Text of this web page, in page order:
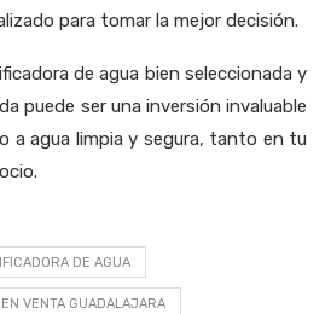
para tomar la mejor decisión.
de agua bien seleccionada y
puede ser una inversión invaluable
a agua limpia y segura, tanto en tu
DE AGUA
VENTA GUADALAJARA